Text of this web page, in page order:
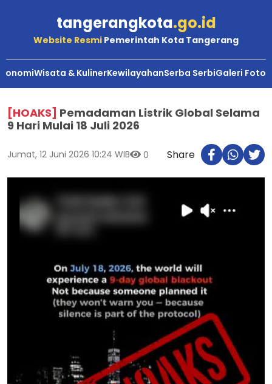
tangerangkota.go.id
Website Resmi Pemerintah Kota Tangerang
Wisata & KulinerKewilayahanSerba SerbiGaleri Foto
[HOAKS] Pemadaman Listrik Global Selama
9 Hari Mulai 18 Juli 2026
Jumat, 12 Juni 2026 10:24 WIB 0 Share